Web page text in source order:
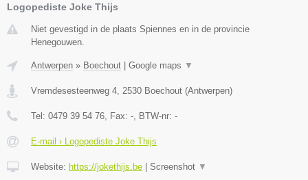
Logopediste Joke Thijs
Niet gevestigd in de plaats Spiennes en in de provincie
Henegouwen.
Antwerpen » Boechout | Google maps ▼
Vremdesesteenweg 4 2530 Boechout (Antwerpen)
Tel: 0479 39 54 76 , Fax: - , BTW-nr: -
E-mail › Logopediste Joke Thijs
Website: https://jokethijs.be | Screenshot ▼